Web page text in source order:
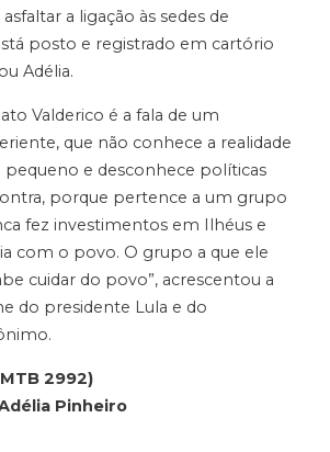
a ligação às sedes de
posto e registrado em cartório
Adélia.
Valderico é a fala de um
que não conhece a realidade
pequeno e desconhece políticas
porque pertence a um grupo
fez investimentos em Ilhéus e
com o povo. O grupo a que ele
cuidar do povo”, acrescentou a
do presidente Lula e do
2992)
Pinheiro